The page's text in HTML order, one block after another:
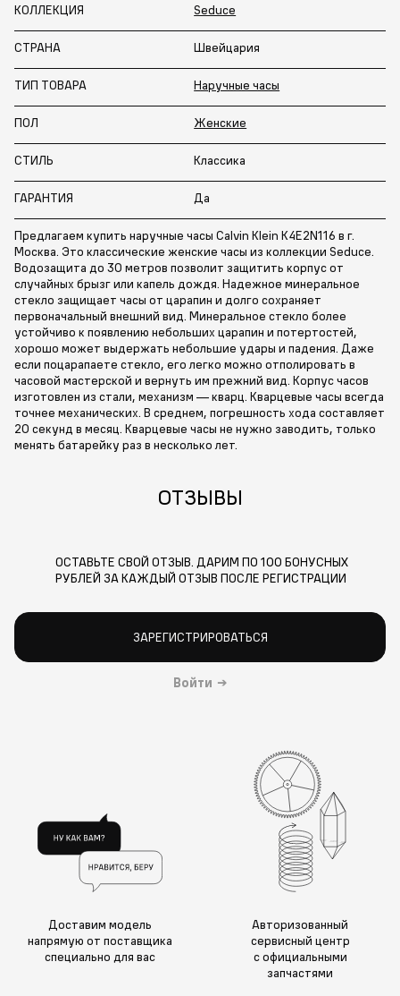
КОЛЛЕКЦИЯ Seduce
СТРАНА Швейцария
ТИП ТОВАРА Наручные часы
ПОЛ Женские
СТИЛЬ Классика
ГАРАНТИЯ Да
Предлагаем купить наручные часы Calvin Klein K4E2N116 в г.
Москва. Это классические женские часы из коллекции Seduce.
Водозащита до 30 метров позволит защитить корпус от
случайных брызг или капель дождя. Надежное минеральное
стекло защищает часы от царапин и долго сохраняет
первоначальный внешний вид. Минеральное стекло более
устойчиво к появлению небольших царапин и потертостей,
хорошо может выдержать небольшие удары и падения. Даже
если поцарапаете стекло, его легко можно отполировать в
часовой мастерской и вернуть им прежний вид. Корпус часов
изготовлен из стали, механизм — кварц. Кварцевые часы всегда
точнее механических. В среднем, погрешность хода составляет
20 секунд в месяц. Кварцевые часы не нужно заводить, только
менять батарейку раз в несколько лет.
ОТЗЫВЫ
ОСТАВЬТЕ СВОЙ ОТЗЫВ. ДАРИМ ПО 100 БОНУСНЫХ
РУБЛЕЙ ЗА КАЖДЫЙ ОТЗЫВ ПОСЛЕ РЕГИСТРАЦИИ
ЗАРЕГИСТРИРОВАТЬСЯ
Войти →
Доставим модель
напрямую от поставщика
специально для вас
Авторизованный
сервисный центр
с официальными
запчастями